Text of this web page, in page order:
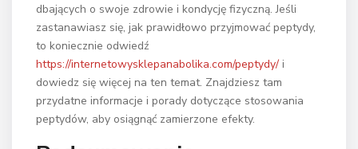
dbających o swoje zdrowie i kondycję fizyczną. Jeśli
zastanawiasz się, jak prawidłowo przyjmować peptydy,
to koniecznie odwiedź
https://internetowysklepanabolika.com/peptydy/ i
dowiedz się więcej na ten temat. Znajdziesz tam
przydatne informacje i porady dotyczące stosowania
peptydów, aby osiągnąć zamierzone efekty.